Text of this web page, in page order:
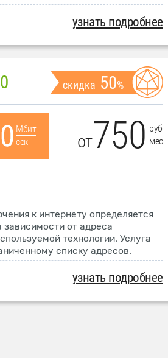
узнать подробнее
скидка 50%
Мбит
сек
от750 руб
мес
к интернету определяется
зависимости от адреса
технологии. Услуга
списку адресов.
узнать подробнее